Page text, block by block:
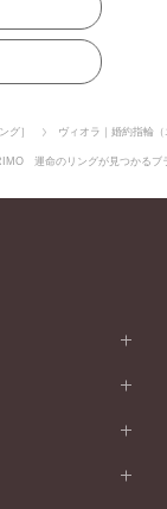
グ］ ヴィオラ｜婚約指輪
運命のリングが見つかる